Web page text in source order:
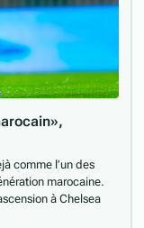
comme l’un des
marocaine.
à Chelsea